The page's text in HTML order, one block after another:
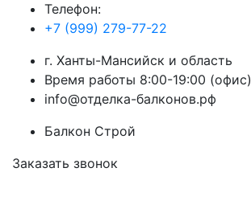
Телефон:
+7 (999) 279-77-22
г. Ханты-Мансийск и область
Время работы 8:00-19:00 (офис)
info@отделка-балконов.рф
Балкон Строй
Заказать звонок